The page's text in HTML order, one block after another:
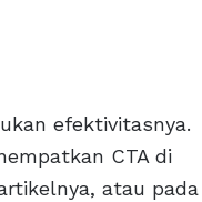
efektivitasnya.
CTA di
atau pada